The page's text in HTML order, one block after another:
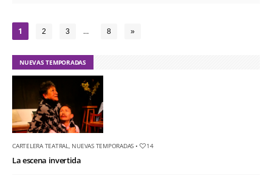
1 2 3 … 8 »
NUEVAS TEMPORADAS
CARTELERA TEATRAL NUEVAS TEMPORADAS • 14
La escena invertida